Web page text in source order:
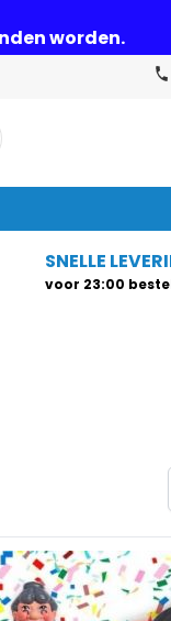
worden.
SNELLE
voor 23:00